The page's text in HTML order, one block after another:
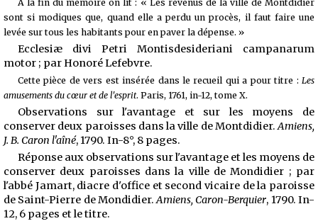
A la fin du mémoire on lit : « Les revenus de la ville de Montdidier
sont si modiques que, quand elle a perdu un procès, il faut faire une
levée sur tous les habitants pour en paver la dépense. »
Ecclesiæ divi Petri Montisdesideriani campanarum
motor ; par Honoré Lefebvre.
Cette pièce de vers est insérée dans le recueil qui a pour titre : Les
amusements du cœur et de l'esprit. Paris, 1761, in-12, tome X.
Observations sur l'avantage et sur les moyens de
conserver deux paroisses dans la ville de Montdidier.Amiens,
J. B. Caron l'aîné, 1790. In-8°, 8 pages.
Réponse aux observations sur l'avantage et les moyens de
conserver deux paroisses dans la ville de Mondidier ; par
l'abbé Jamart, diacre d'office et second vicaire de la paroisse
de Saint-Pierre de Mondidier.Amiens, Caron-Berquier, 1790. In-
12, 6 pages et le titre.